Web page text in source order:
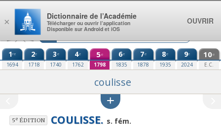
Aller au contenu
1re
1694
2e
1718
3e
1740
4e
1762
5e
1798
6e
1835
7e
1878
8e
1935
9e
2024
10e
E.C.
coulisse
5eÉDITION COULISSE. s. fém.
×
Dictionnaire de l’Académie
Télécharger ou ouvrir l’application
Disponible sur Android et iOS
OUVRIR